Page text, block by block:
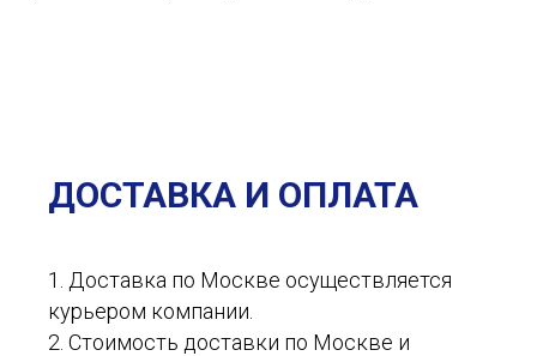
ДОСТАВКА И ОПЛАТА
1. Доставка по Москве осуществляется
курьером компании.
2. Стоимость доставки по Москве и